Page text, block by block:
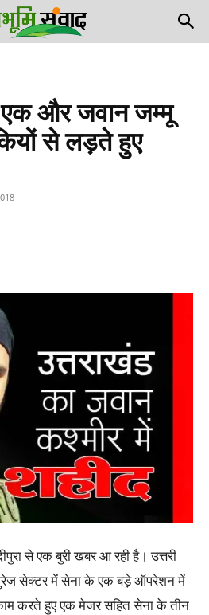
एक और जवान जम्मू
से लड़ते हुए
से एक बुरी खबर आ रही है। उत्तरी
सेक्टर में सेना के एक बड़े ऑपरेशन में
करते हुए एक मेजर सहित सेना के तीन